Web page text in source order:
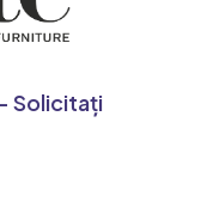
Solicitați